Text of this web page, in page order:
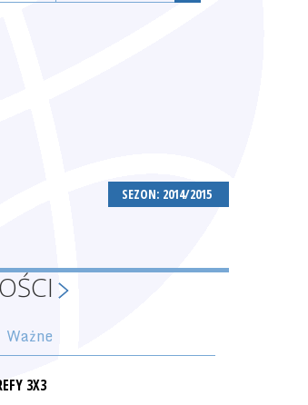
SEZON: 2014/2015
Ważne
3X3